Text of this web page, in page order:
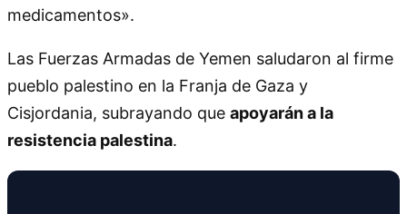
medicamentos».
Las Fuerzas Armadas de Yemen saludaron al firme
pueblo palestino en la Franja de Gaza y
Cisjordania, subrayando que apoyarán a la
resistencia palestina.